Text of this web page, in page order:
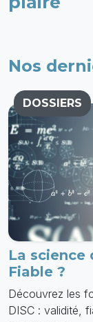
Nos
DOSSIERS
La science
Fiable ?
Découvrez les
DISC : validité,